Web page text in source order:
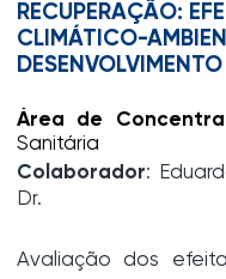
RECUPERAÇÃO:
CLIMÁTICO-
Área de
Sanitária
Colaborador:
Dr.
Avaliação dos